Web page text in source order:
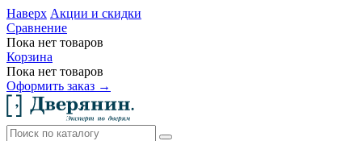
Наверх Акции и скидки
Сравнение
Пока нет товаров
Корзина
Пока нет товаров
Оформить заказ →